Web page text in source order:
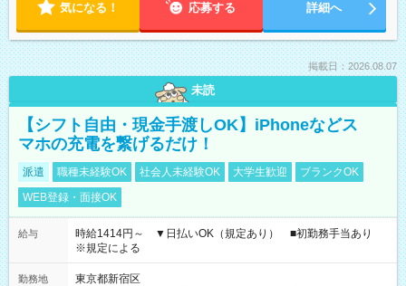
気になる！ 応募する 詳細へ
掲載日：2026.08.07
未読
【シフト自由・現金手渡しOK】iPhoneなどス
マホの充電を繋げるだけ！
派遣 職種未経験OK 社会人未経験OK 大学生歓迎
ブランクOK
WEB登録・面接OK
給与
時給1414円～ ▼日払いOK（規定あり） ■初勤務手当あり
※規定による
勤務地
東京都新宿区